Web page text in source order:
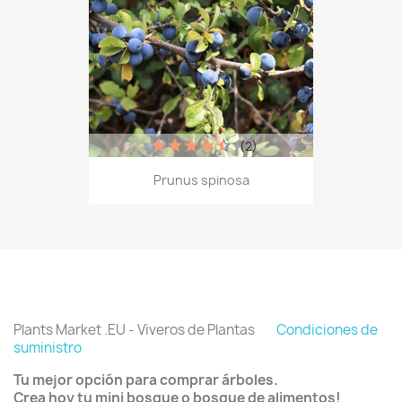
Prunus spinosa
(2)
Plants Market .EU - Viveros de Plantas Condiciones de
suministro
Tu mejor opción para comprar árboles.